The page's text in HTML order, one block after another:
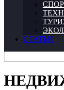
СТАТЬИ